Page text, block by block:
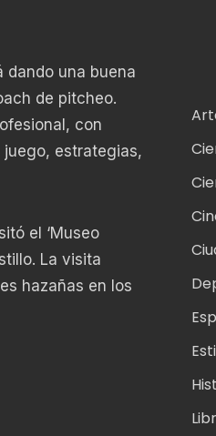
dando una buena
de pitcheo.
con
estrategias,
el ‘Museo
La visita
hazañas en los